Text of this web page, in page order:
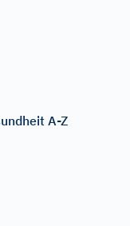
A-Z